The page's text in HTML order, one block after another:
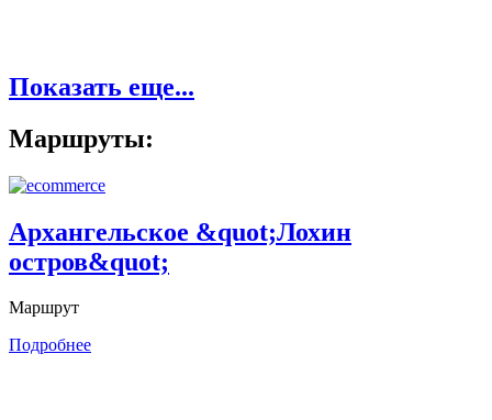
Показать еще...
Маршруты:
Архангельское &quot;Лохин
остров&quot;
Маршрут
Подробнее